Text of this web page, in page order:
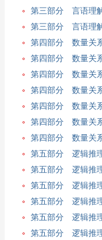
第三部分 言语理
第三部分 言语理
第四部分 数量关
第四部分 数量关
第四部分 数量关
第四部分 数量关
第四部分 数量关
第四部分 数量关
第四部分 数量关
第五部分 逻辑推
第五部分 逻辑推
第五部分 逻辑推
第五部分 逻辑推
第五部分 逻辑推
第五部分 逻辑推